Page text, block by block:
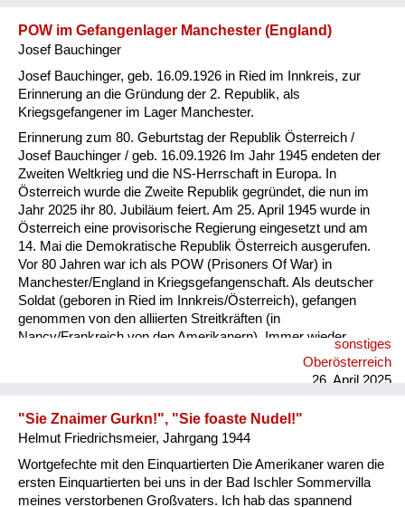
POW im Gefangenlager Manchester (England)
Josef Bauchinger
Josef Bauchinger, geb. 16.09.1926 in Ried im Innkreis, zur
Erinnerung an die Gründung der 2. Republik, als
Kriegsgefangener im Lager Manchester.
Erinnerung zum 80. Geburtstag der Republik Österreich /
Josef Bauchinger / geb. 16.09.1926 Im Jahr 1945 endeten der
Zweiten Weltkrieg und die NS-Herrschaft in Europa. In
Österreich wurde die Zweite Republik gegründet, die nun im
Jahr 2025 ihr 80. Jubiläum feiert. Am 25. April 1945 wurde in
Österreich eine provisorische Regierung eingesetzt und am
14. Mai die Demokratische Republik Österreich ausgerufen.
Vor 80 Jahren war ich als POW (Prisoners Of War) in
Manchester/England in Kriegsgefangenschaft. Als deutscher
Soldat (geboren in Ried im Innkreis/Österreich), gefangen
genommen von den alliierten Streitkräften (in
Nancy/Frankreich von den Amerikanern). Immer wieder
wurden wir von der Lagerleitung darauf hingewiesen, dass
politische Aktivitäten bei Strafe verboten waren. Am Tag der
der Mitte des Lagers, an dem die POW anzutreten hatten, auf
einem hohen Baum die österreichische Flagge gehisst. Das
wurde von der Lagerl...
sonstiges
Oberösterreich
26. April 2025
"Sie Znaimer Gurkn!", "Sie foaste Nudel!"
Helmut Friedrichsmeier, Jahrgang 1944
Wortgefechte mit den Einquartierten Die Amerikaner waren die
ersten Einquartierten bei uns in der Bad Ischler Sommervilla
meines verstorbenen Großvaters. Ich hab das spannend